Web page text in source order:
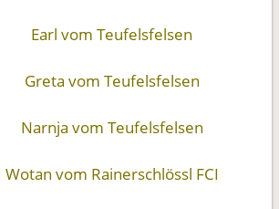
Earl vom Teufelsfelsen
Greta vom Teufelsfelsen
Narnja vom Teufelsfelsen
Wotan vom Rainerschlössl FCI